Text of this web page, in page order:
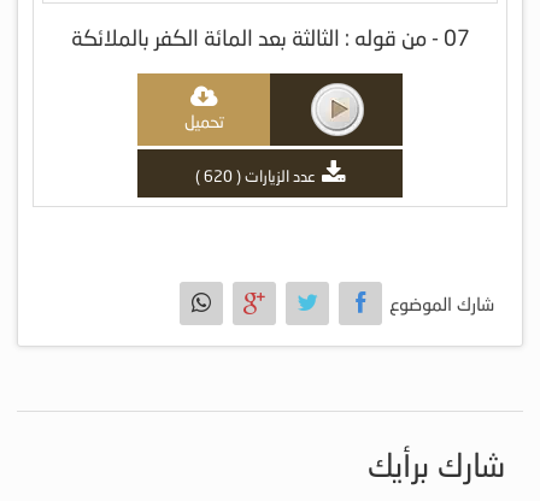
07 - من قوله : الثالثة بعد المائة الكفر بالملائكة
تحميل
عدد الزيارات ( 620 )
شارك الموضوع
شارك برأيك